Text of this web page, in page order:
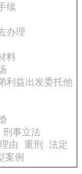
续
办理
料
利益出发委托他
刑事立法
由 重刑
法定
案例